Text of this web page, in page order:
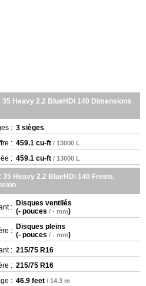
Heavy 2.2 BlueHDi 140 Dimensions
: 3 sièges
: 459.1 cu-ft / 13000 L
: 459.1 cu-ft / 13000 L
Heavy 2.2 BlueHDi 140 Freins,
: Disques ventilés
(- pouces / - mm)
: Disques pleins
(- pouces / - mm)
: 215/75 R16
: 215/75 R16
: 46.9 feet / 14.3 m